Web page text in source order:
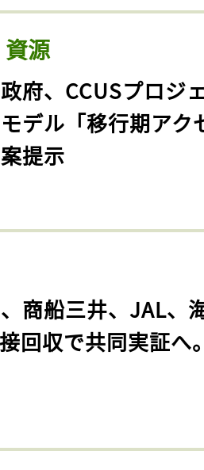
源
政府、CCUSプロジ
デル「移行期アク
提示
、商船三井、JAL、
回収で共同実証へ